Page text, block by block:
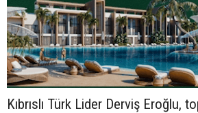
Kıbrıslı Türk Lider Derviş Eroğlu,